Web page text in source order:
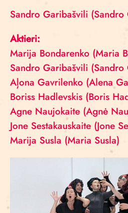
Sandro Garibašvili (Sandro
Aktieri:
Marija Bondarenko (Maria
Sandro Garibašvili (Sandro
Aļona Gavrilenko (Alena
Boriss Hadlevskis (Boris
Agne Naujokaite (Agnė
Jone Sestakauskaite (Jone
Marija Susla (Maria Susla)